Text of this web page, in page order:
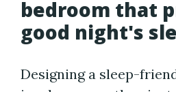
bedroom that
good night's
Designing a sleep-